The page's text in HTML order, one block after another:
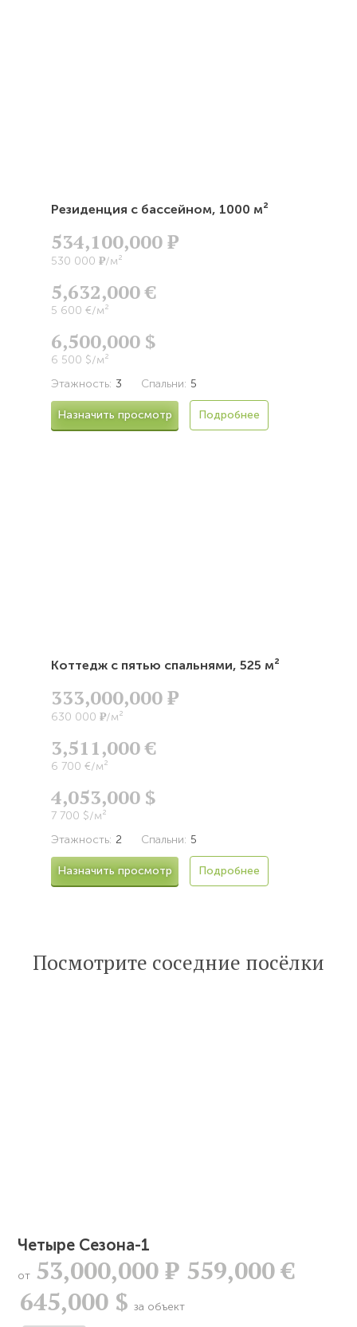
Резиденция с бассейном, 1000 м²
534,100,000Р
530 000 Р/м²
5,632,000 €
5 600 €/м²
6,500,000 $
6 500 $/м²
Этажность: 3 Спальни: 5
Назначить просмотр Подробнее
Коттедж с пятью спальнями, 525 м²
333,000,000Р
630 000 Р/м²
3,511,000 €
6 700 €/м²
4,053,000 $
7 700 $/м²
Этажность: 2 Спальни: 5
Назначить просмотр Подробнее
Посмотрите соседние посёлки
Четыре Сезона-1
от 53,000,000Р 559,000 €
645,000 $ за объект